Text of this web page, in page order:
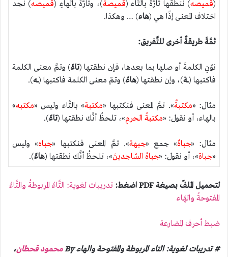
(قميصه) ننطقها تارَّةً بالتَّاء (قميصة)، وتارَّةً بالهاءِ (قميصه) نجد
اختلاف المعنى إذًا هي (هاء) … وهكذا.
ثمَّةَ طريقةٌ أخرى للتَّفريق:
نوّنِ الكلمةَ أو صلها بما بعدها، فإن نطقتها (تاءً) وتمَّ معنى الكلمة
فاكتبها (ـــة)، وإن نطقتها (هاءً) وتمّ معنى الكلمة فاكتبها (ـــه).
مثال: «مكتبةٌ». تمَّ المعنى فنكتبها «مكتبة» بالتَّاء وليس «مكتبه»
بالهاء، أو نقول: «مكتبةُ الحرمِ»، تلحظُ أنَّك نطقتها (تاءً).
مثال: «جباهٌ» جمع «جبهة». تمَّ المعنى فنكتبها «جباه» وليس
«جباة»، أو نقول: «جباهُ السّاجدينَ»، تلحظُ أنَّك نطقتها (هاءً).
لتحميل الملفّ بصيغة PDF اضغط:
تدريبات لغوية: التَّاءُ المربوطةُ والتَّاءُ
المفتوحةُ والهَاء
ضبط أحرف المضارعة
# تدريبات لغوية: التاء المربوطة والمفتوحة والهاء By محمود قحطان،